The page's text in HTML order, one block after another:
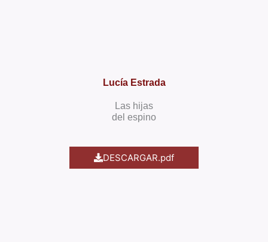
Lucía Estrada
Las hijas
del espino
DESCARGAR.pdf